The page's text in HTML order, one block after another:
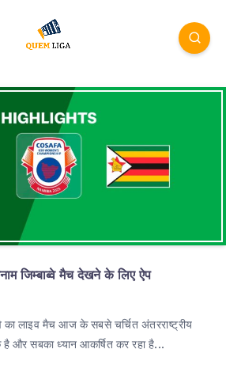
जिम्बाब्वे मैच देखने के लिए ऐप
का लाइव मैच आज के सबसे चर्चित अंतरराष्ट्रीय
और सबका ध्यान आकर्षित कर रहा है...